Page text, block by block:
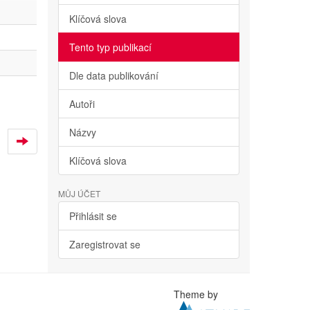
Klíčová slova
Tento typ publikací
Dle data publikování
Autoři
Názvy
Klíčová slova
MŮJ ÚČET
Přihlásit se
Zaregistrovat se
Theme by